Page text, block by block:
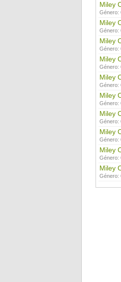
Miley
Género:
Miley
Género:
Miley
Género:
Miley
Género:
Miley
Género:
Miley
Género:
Miley
Género:
Miley
Género:
Miley
Género:
Miley
Género: